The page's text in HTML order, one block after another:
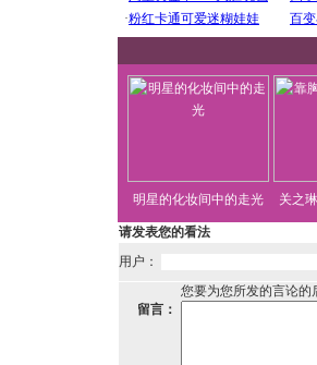
明星的化妆间中的走光 关之
请发表您的看法
用户：
您要为您所发的言论的
留言：